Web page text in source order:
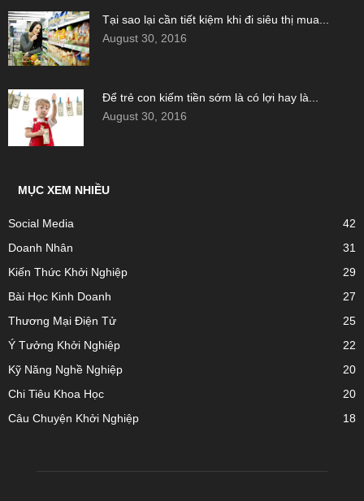
Tại sao lại cần tiết kiệm khi đi siêu thị mua...
August 30, 2016
Để trẻ con kiếm tiền sớm là có lợi hay là...
August 30, 2016
MỤC XEM NHIỀU
Social Media
42
Doanh Nhân
31
Kiến Thức Khởi Nghiệp
29
Bài Học Kinh Doanh
27
Thương Mại Điện Tử
25
Ý Tưởng Khởi Nghiệp
22
Kỹ Năng Nghề Nghiệp
20
Chi Tiêu Khoa Học
20
Câu Chuyện Khởi Nghiệp
18